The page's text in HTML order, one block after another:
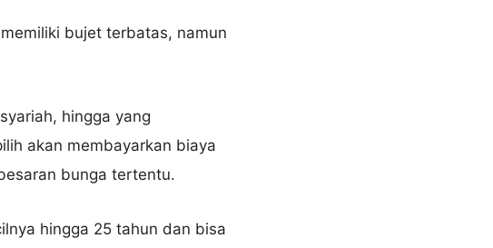
bujet terbatas, namun
hingga yang
akan membayarkan biaya
bunga tertentu.
hingga 25 tahun dan bisa